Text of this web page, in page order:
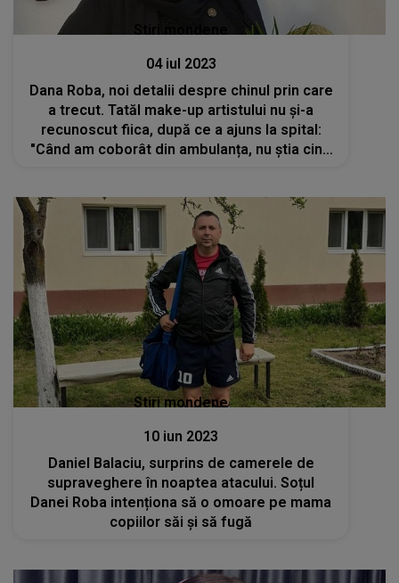
04 iul 2023
Dana Roba, noi detalii despre chinul prin care
a trecut. Tatăl make-up artistului nu și-a
recunoscut fiica, după ce a ajuns la spital:
"Când am coborât din ambulanța, nu știa cine
Stiri mondene
10 iun 2023
Daniel Balaciu, surprins de camerele de
supraveghere în noaptea atacului. Soțul
Danei Roba intenționa să o omoare pe mama
copiilor săi și să fugă